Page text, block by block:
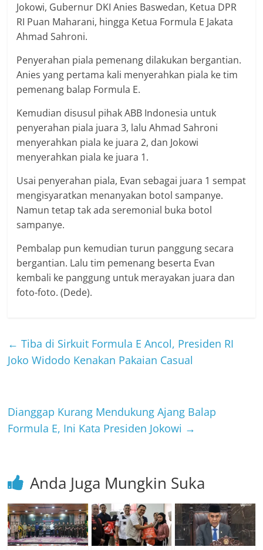
Jokowi, Gubernur DKI Anies Baswedan, Ketua DPR
RI Puan Maharani, hingga Ketua Formula E Jakata
Ahmad Sahroni.
Penyerahan piala pemenang dilakukan bergantian.
Anies yang pertama kali menyerahkan piala ke tim
pemenang balap Formula E.
Kemudian disusul pihak ABB Indonesia untuk
penyerahan piala juara 3, lalu Ahmad Sahroni
menyerahkan piala ke juara 2, dan Jokowi
menyerahkan piala ke juara 1.
Usai penyerahan piala, Evan sebagai juara 1 sempat
mengisyaratkan menanyakan botol sampanye.
Namun tetap tak ada seremonial buka botol
sampanye.
Pembalap pun kemudian turun panggung secara
bergantian. Lalu tim pemenang beserta Evan
kembali ke panggung untuk merayakan juara dan
foto-foto. (Dede).
← Tiba di Sirkuit Formula E Ancol, Presiden RI
Joko Widodo Kenakan Pakaian Casual
Dianggap Kurang Mendukung Ajang Balap
Formula E, Ini Kata Presiden Jokowi →
Anda Juga Mungkin Suka